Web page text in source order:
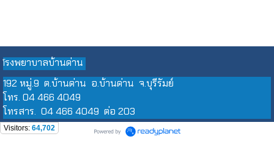
โรงพยาบาลบ้านด่าน
192 หมู่.9 ต.บ้านด่าน อ.บ้านด่าน จ.บุรีรัมย์
โทร. 04 466 4049
โทรสาร. 04 466 4049 ต่อ 203
Visitors: 64,702